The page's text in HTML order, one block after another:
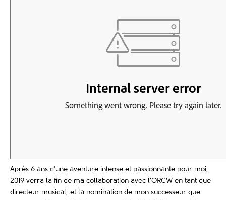
Après 6 ans d’une aventure intense et passionnante pour moi,
2019 verra la fin de ma collaboration avec l’ORCW en tant que
directeur musical, et la nomination de mon successeur que